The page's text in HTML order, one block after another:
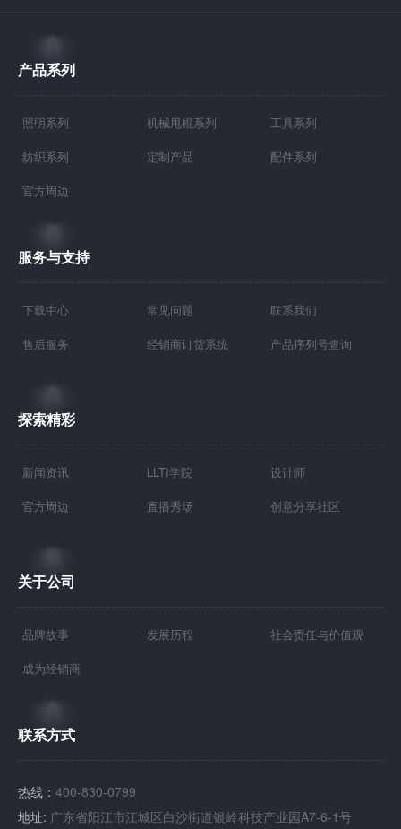
产品系列
照明系列 机械甩棍系列 工具系列
纺织系列 定制产品 配件系列
官方周边
服务与支持
下载中心 常见问题 联系我们
售后服务 经销商订货系统 产品序列号查询
探索精彩
新闻资讯 LLTI学院 设计师
官方周边 直播秀场 创意分享社区
关于公司
品牌故事 发展历程 社会责任与价值观
成为经销商
联系方式
热线： 400-830-0799
地址: 广东省阳江市江城区白沙街道银岭科技产业园A7-6-1号